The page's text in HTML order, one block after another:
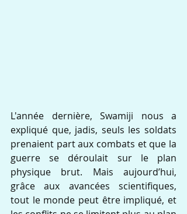
L'année dernière, Swamiji nous a
expliqué que, jadis, seuls les soldats
prenaient part aux combats et que la
guerre se déroulait sur le plan
physique brut. Mais aujourd’hui,
grâce aux avancées scientifiques,
tout le monde peut être impliqué, et